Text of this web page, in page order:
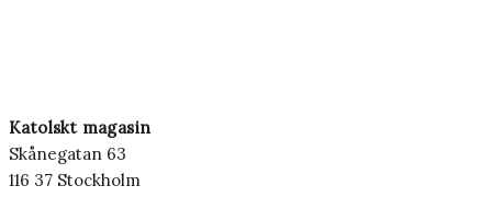
Katolskt magasin
Skånegatan 63
116 37 Stockholm